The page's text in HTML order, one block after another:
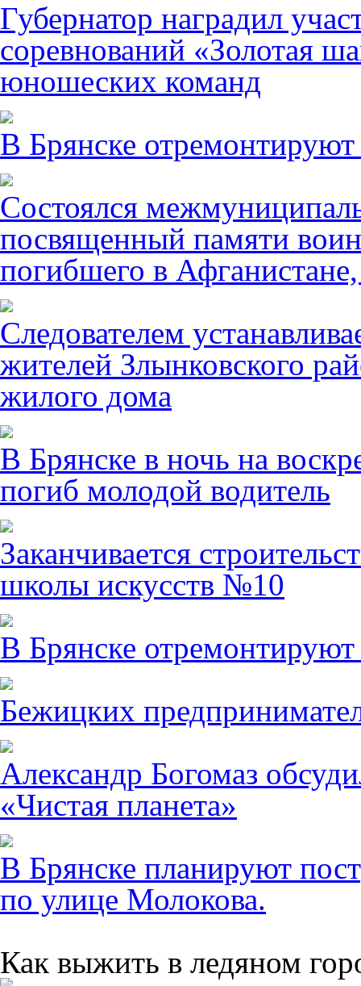
Губернатор наградил
соревнований «Золотая
юношеских команд
В Брянске
Состоялся
посвященный памяти
погибшего в
Следователем
жителей Злынковского
жилого дома
В Брянске в ночь на
погиб молодой водитель
Заканчивается
школы искусств №10
В Брянске
Бежицких
Александр Богомаз
«Чистая планета»
В Брянске планируют
по улице Молокова.
Как выжить в ледяном